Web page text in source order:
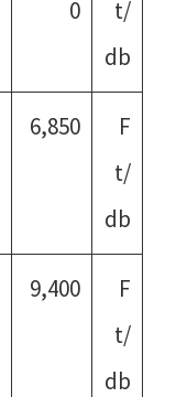
0
t/
db
6,850
F
t/
db
9,400
F
t/
db